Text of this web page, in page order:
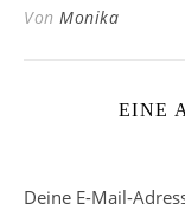
Von Monika
EINE
Deine E-Mail-